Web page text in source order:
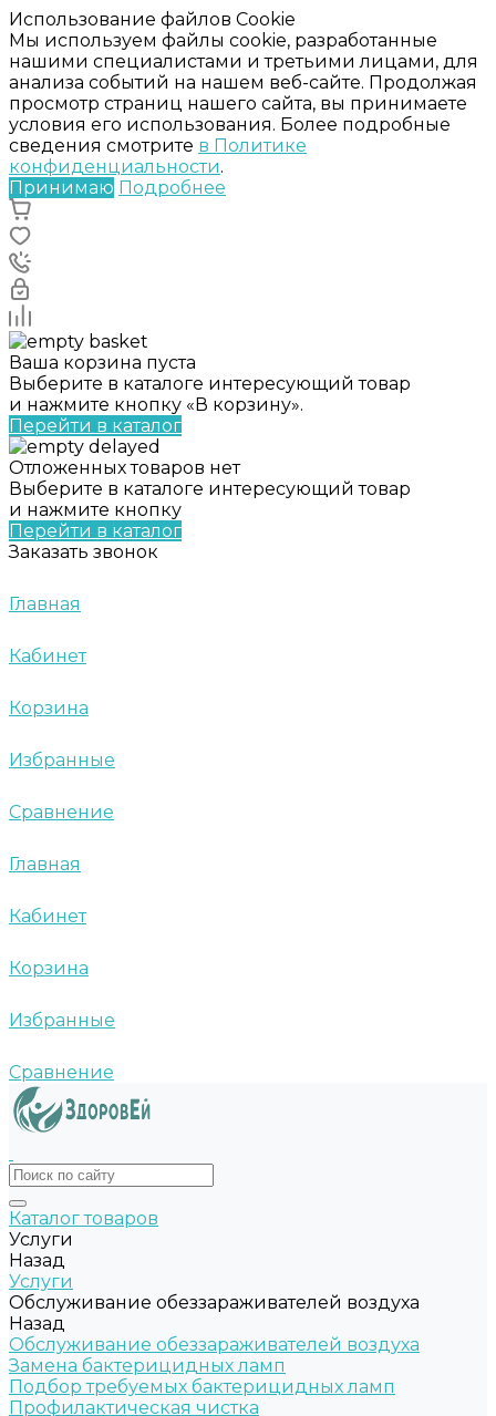
Использование файлов Cookie
Мы используем файлы cookie, разработанные
нашими специалистами и третьими лицами, для
анализа событий на нашем веб-сайте. Продолжая
просмотр страниц нашего сайта, вы принимаете
условия его использования. Более подробные
сведения смотрите в Политике
конфиденциальности.
Принимаю Подробнее
Ваша корзина пуста
Выберите в каталоге интересующий товар
и нажмите кнопку «В корзину».
Перейти в каталог
Отложенных товаров нет
Выберите в каталоге интересующий товар
и нажмите кнопку
Перейти в каталог
Заказать звонок
Главная
Кабинет
Корзина
Избранные
Сравнение
Главная
Кабинет
Корзина
Избранные
Сравнение
Каталог товаров
Услуги
Назад
Услуги
Обслуживание обеззараживателей воздуха
Назад
Обслуживание обеззараживателей воздуха
Замена бактерицидных ламп
Подбор требуемых бактерицидных ламп
Профилактическая чистка